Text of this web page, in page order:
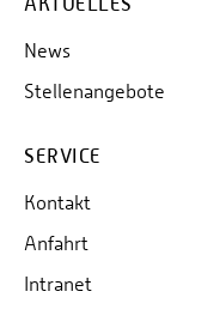
News
Stellenangebote
SERVICE
Kontakt
Anfahrt
Intranet